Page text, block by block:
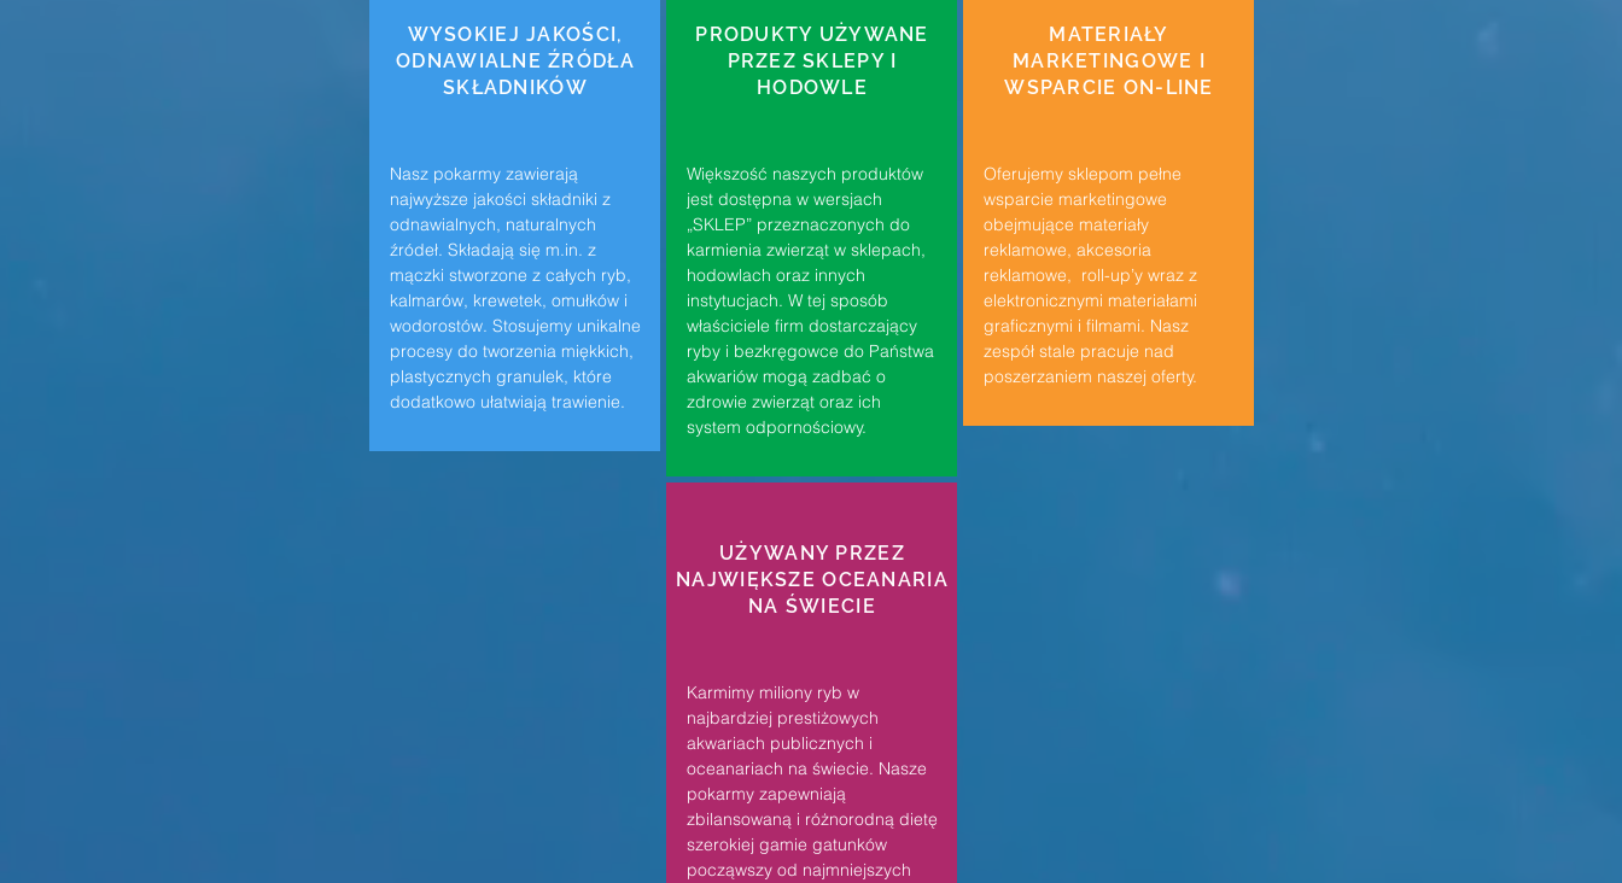
WYSOKIEJ JAKOŚCI,
ODNAWIALNE ŹRÓDŁA
SKŁADNIKÓW
Nasz pokarmy zawierają
najwyższe jakości składniki z
odnawialnych, naturalnych
źródeł. Składają się m.in. z
mączki stworzone z całych ryb,
kalmarów, krewetek, omułków i
wodorostów. Stosujemy unikalne
procesy do tworzenia miękkich,
plastycznych granulek, które
dodatkowo ułatwiają trawienie.
PRODUKTY UŻYWANE
PRZEZ SKLEPY I
HODOWLE
Większość naszych produktów
jest dostępna w wersjach
„SKLEP” przeznaczonych do
karmienia zwierząt w sklepach,
hodowlach oraz innych
instytucjach. W tej sposób
właściciele firm dostarczający
ryby i bezkręgowce do Państwa
akwariów mogą zadbać o
zdrowie zwierząt oraz ich
system odpornościowy.
MATERIAŁY
MARKETINGOWE I
WSPARCIE ON-LINE
Oferujemy sklepom pełne
wsparcie marketingowe
obejmujące materiały
reklamowe, akcesoria
reklamowe, roll-up’y wraz z
elektronicznymi materiałami
graficznymi i filmami. Nasz
zespół stale pracuje nad
poszerzaniem naszej oferty.
UŻYWANY PRZEZ
NAJWIĘKSZE OCEANARIA
NA ŚWIECIE
Karmimy miliony ryb w
najbardziej prestiżowych
akwariach publicznych i
oceanariach na świecie. Nasze
pokarmy zapewniają
zbilansowaną i różnorodną dietę
szerokiej gamie gatunków
począwszy od najmniejszych